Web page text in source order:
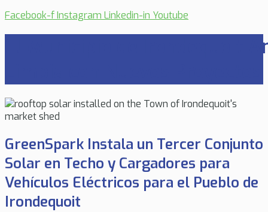
Facebook-fInstagram Linkedin-in Youtube
El Municipio de Irondequoit
GreenSpark Instala un Tercer Conjunto
Solar en Techo y Cargadores para
Vehículos Eléctricos para el Pueblo de
Irondequoit